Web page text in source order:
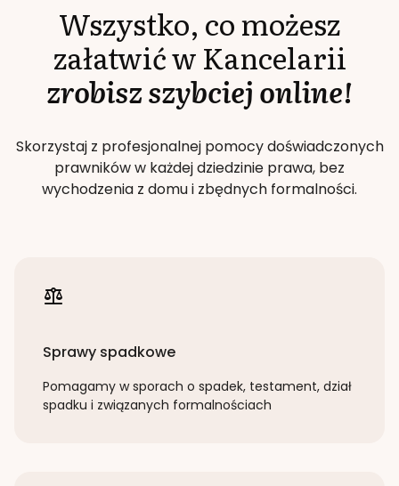
Wszystko, co możesz
załatwić w Kancelarii
zrobisz szybciej online!
Skorzystaj z profesjonalnej pomocy doświadczonych
prawników w każdej dziedzinie prawa, bez
wychodzenia z domu i zbędnych formalności.
Sprawy spadkowe
Pomagamy w sporach o spadek, testament, dział
spadku i związanych formalnościach